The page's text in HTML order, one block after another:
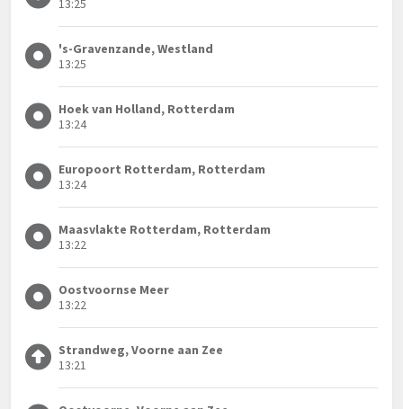
13:25
's-Gravenzande, Westland
13:25
Hoek van Holland, Rotterdam
13:24
Europoort Rotterdam, Rotterdam
13:24
Maasvlakte Rotterdam, Rotterdam
13:22
Oostvoornse Meer
13:22
Strandweg, Voorne aan Zee
13:21